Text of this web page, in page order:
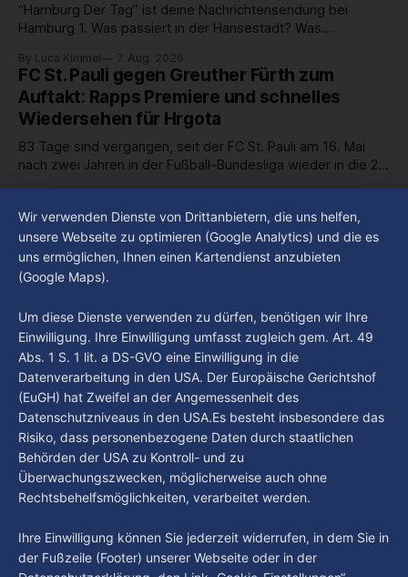
“Hamburg Der Tag” ist deine Nachrichtensendung bei
Hamburg 1. Was passiert in der Hansestadt? Was
in unserer Stadt an? Fragen, die von Montag bis Freitag LIVE
um 18 Uhr beantwortet werden - auf YouTube und im TV.
By Luca Kimmel 7. Aug. 2026
FC St. Pauli gegen Greuther Fürth zum
Auftakt: Rapps Premiere und schnelles
Wiedersehen für Hrgota
83 Tage sind vergangen, seit der FC St. Pauli am 16. Mai
nach zwei Jahren in der Fußball-Bundesliga wieder in die 2.
haben den Kiezclub verlassen. Dafür kamen in den letzten
Wochen einige
Im Gespräch mit Christian Pothe - Heute zu
Gast: Götz Tintelnot
By Luca Kimmel 6. Aug. 2026
Nissi's Kunstwelt - Folge 18
By Luca Kimmel 6. Aug. 2026
Wir verwenden Dienste von Drittanbietern, die uns helfen,
unsere Webseite zu optimieren (Google Analytics) und die es
uns ermöglichen, Ihnen einen Kartendienst anzubieten
(Google Maps).
Um diese Dienste verwenden zu dürfen, benötigen wir Ihre
Einwilligung. Ihre Einwilligung umfasst zugleich gem. Art. 49
Abs. 1 S. 1 lit. a DS-GVO eine Einwilligung in die
Datenverarbeitung in den USA. Der Europäische Gerichtshof
(EuGH) hat Zweifel an der Angemessenheit des
Datenschutzniveaus in den USA.Es besteht insbesondere das
Risiko, dass personenbezogene Daten durch staatlichen
Behörden der USA zu Kontroll- und zu
Überwachungszwecken, möglicherweise auch ohne
Rechtsbehelfsmöglichkeiten, verarbeitet werden.
Ihre Einwilligung können Sie jederzeit widerrufen, in dem Sie in
der Fußzeile (Footer) unserer Webseite oder in der